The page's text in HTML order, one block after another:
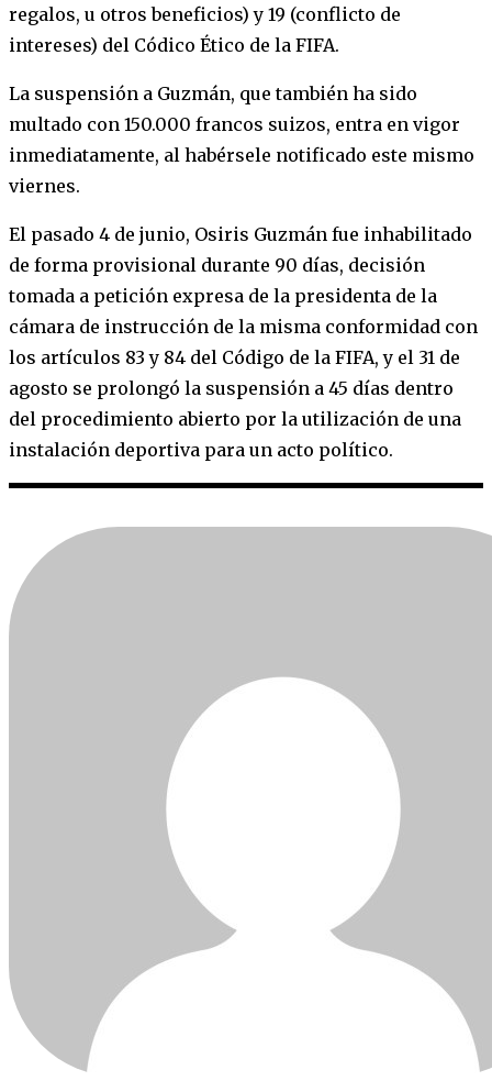
regalos, u otros beneficios) y 19 (conflicto de
intereses) del Códico Ético de la FIFA.
La suspensión a Guzmán, que también ha sido
multado con 150.000 francos suizos, entra en vigor
inmediatamente, al habérsele notificado este mismo
viernes.
El pasado 4 de junio, Osiris Guzmán fue inhabilitado
de forma provisional durante 90 días, decisión
tomada a petición expresa de la presidenta de la
cámara de instrucción de la misma conformidad con
los artículos 83 y 84 del Código de la FIFA, y el 31 de
agosto se prolongó la suspensión a 45 días dentro
del procedimiento abierto por la utilización de una
instalación deportiva para un acto político.